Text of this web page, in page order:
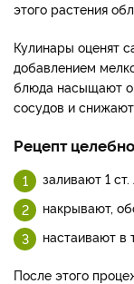
этого растения
Кулинары оценят
добавлением
блюда насыщают
сосудов и
Рецепт
заливают 1
накрывают,
настаивают в
После этого